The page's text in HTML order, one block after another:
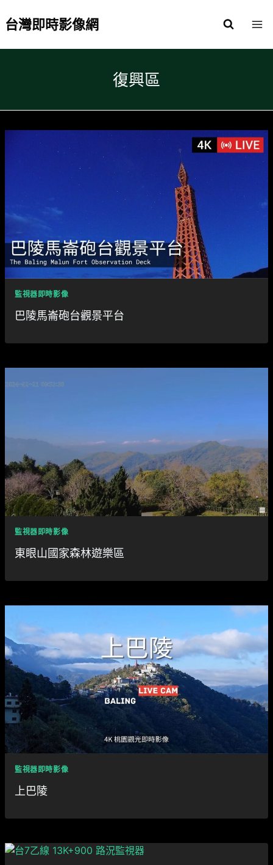
to台灣即時影像網
復興區
監視器即時影像
巴陵馬崙砲台觀景平台
監視器即時影像
東眼山國家森林遊樂區
監視器即時影像
上巴陵